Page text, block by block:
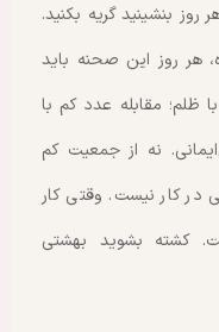
بنشینید گریه بکنید.
هر روز این صحنه باید
ظلم؛ مقابله عدد کم با
نه از جمعیت کم
در کار نیست. وقتی کار
کشته بشوید بهشتی